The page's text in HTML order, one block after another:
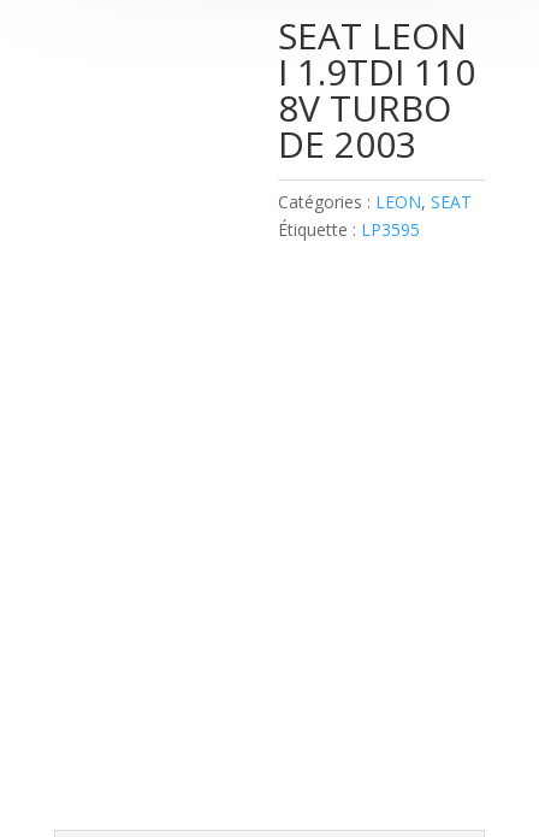
SEAT LEON
I 1.9TDI 110
8V TURBO
DE 2003
Catégories : LEON,SEAT
Étiquette : LP3595